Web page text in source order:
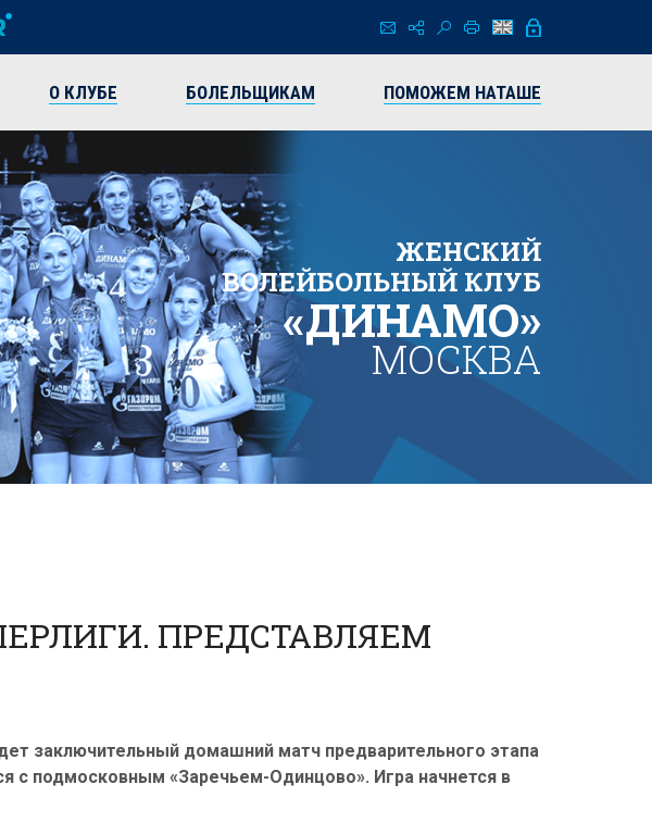
О КЛУБЕ БОЛЕЛЬЩИКАМ ПОМОЖЕМ НАТАШЕ
ЖЕНСКИЙ
ВОЛЕЙБОЛЬНЫЙ КЛУБ
«ДИНАМО»
МОСКВА
ПРЕДСТАВЛЯЕМ
заключительный домашний матч предварительного этапа
с подмосковным «Заречьем-Одинцово». Игра начнется в